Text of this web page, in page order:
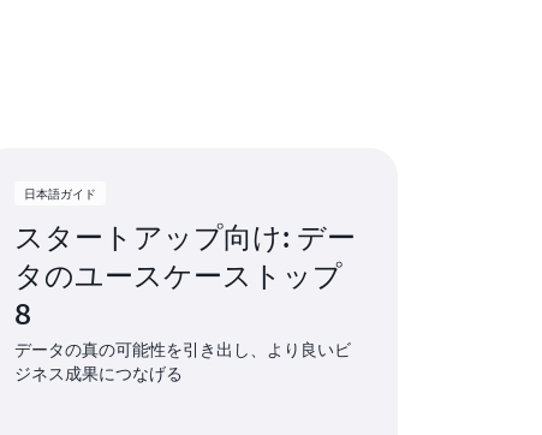
日本語ガイド
スタートアップ向け: デー
タのユースケーストップ
8
データの真の可能性を引き出し、より良いビ
ジネス成果につなげる